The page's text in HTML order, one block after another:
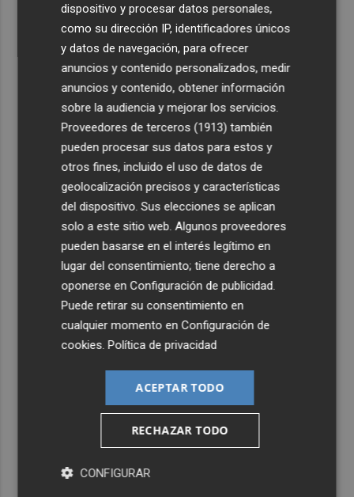
dispositivo y procesar datos personales,
como su dirección IP, identificadores únicos
y datos de navegación, para ofrecer
anuncios y contenido personalizados, medir
anuncios y contenido, obtener información
sobre la audiencia y mejorar los servicios.
Proveedores de terceros (1913) también
pueden procesar sus datos para estos y
otros fines, incluido el uso de datos de
geolocalización precisos y características
del dispositivo. Sus elecciones se aplican
solo a este sitio web. Algunos proveedores
pueden basarse en el interés legítimo en
lugar del consentimiento; tiene derecho a
oponerse enConfiguración de publicidad.
Puede retirar su consentimiento en
cualquier momento enConfiguración de
cookies.Política de privacidad
ACEPTAR TODO
RECHAZAR TODO
CONFIGURAR